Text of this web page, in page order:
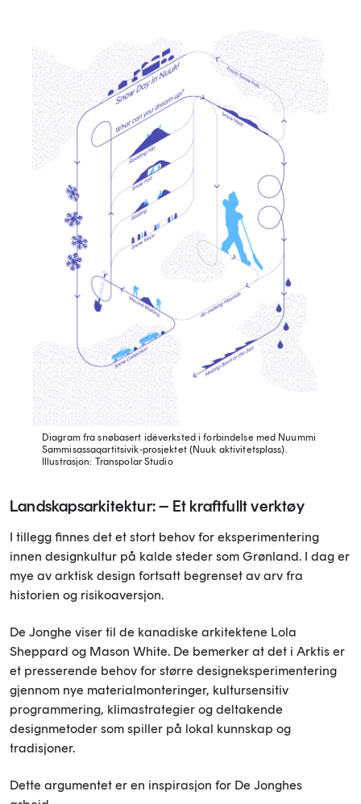
Diagram fra snøbasert idéverksted i forbindelse med Nuummi
Sammisassaqartitsivik-prosjektet (Nuuk aktivitetsplass).
Illustrasjon: Transpolar Studio
Landskapsarkitektur: – Et kraftfullt verktøy
I tillegg finnes det et stort behov for eksperimentering
innen designkultur på kalde steder som Grønland. I dag er
mye av arktisk design fortsatt begrenset av arv fra
historien og risikoaversjon.
De Jonghe viser til de kanadiske arkitektene Lola
Sheppard og Mason White. De bemerker at det i Arktis er
et presserende behov for større designeksperimentering
gjennom nye materialmonteringer, kultursensitiv
programmering, klimastrategier og deltakende
designmetoder som spiller på lokal kunnskap og
tradisjoner.
Dette argumentet er en inspirasjon for De Jonghes